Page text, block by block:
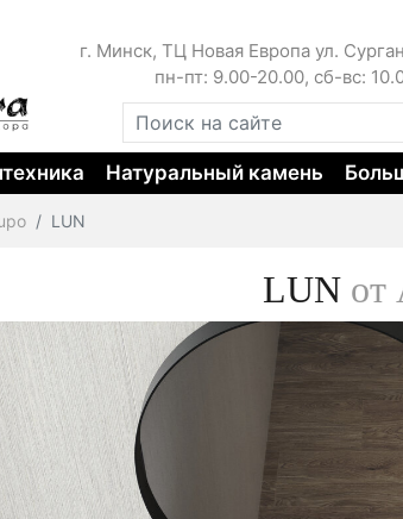
г. Минск, ТЦ Новая Европа ул.
пн-пт: 9.00-20.00, сб-вс:
Натуральный камень
LUN
LUN от